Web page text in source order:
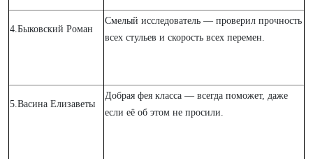
4.Быковский Роман
Смелый исследователь — проверил прочность
всех стульев и скорость всех перемен.
5.Васина Елизаветы
Добрая фея класса — всегда поможет, даже
если её об этом не просили.